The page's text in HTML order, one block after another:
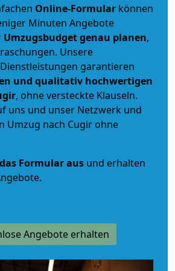
Online-Formular können
Minuten Angebote
Umzugsbudgetgenau planen,
Unsere
garantieren
und qualitativ hochwertigen
, ohne versteckte Klauseln.
uns und unser Netzwerk und
Umzug nach Cugir ohne
Formular aus und erhalten
Angebote erhalten